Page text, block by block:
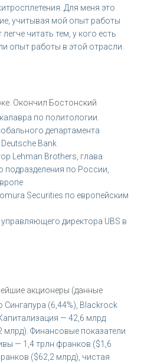
Для меня это
учитывая мой опыт работы
читать тем, у кого есть
опыт работы в этой отрасли.
Окончил Бостонский
по политологии.
департамента
Bank
Lehman Brothers, глава
подразделения по России,
Securities по европейским
директора UBS в
акционеры (данные
(6,44%), Blackrock
— 42,6 млрд
Финансовые показатели
— 1,4 трлн франков ($1,6
($62,2 млрд), чистая